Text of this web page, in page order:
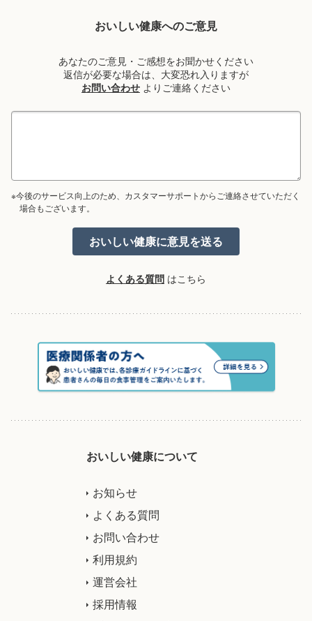
おいしい健康へのご意見
あなたのご意見・ご感想をお聞かせください
返信が必要な場合は、大変恐れ入りますが
お問い合わせ よりご連絡ください
※今後のサービス向上のため、カスタマーサポートからご連絡させていただく
場合もございます。
よくある質問 はこちら
おいしい健康について
お知らせ
よくある質問
お問い合わせ
利用規約
運営会社
採用情報